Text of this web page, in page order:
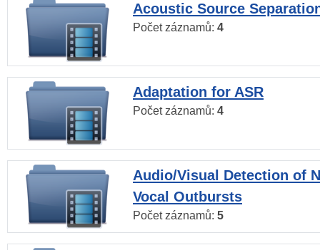
Acoustic Source
Počet záznamů: 4
Adaptation for ASR
Počet záznamů: 4
Audio/Visual Detection of
Vocal Outbursts
Počet záznamů: 5